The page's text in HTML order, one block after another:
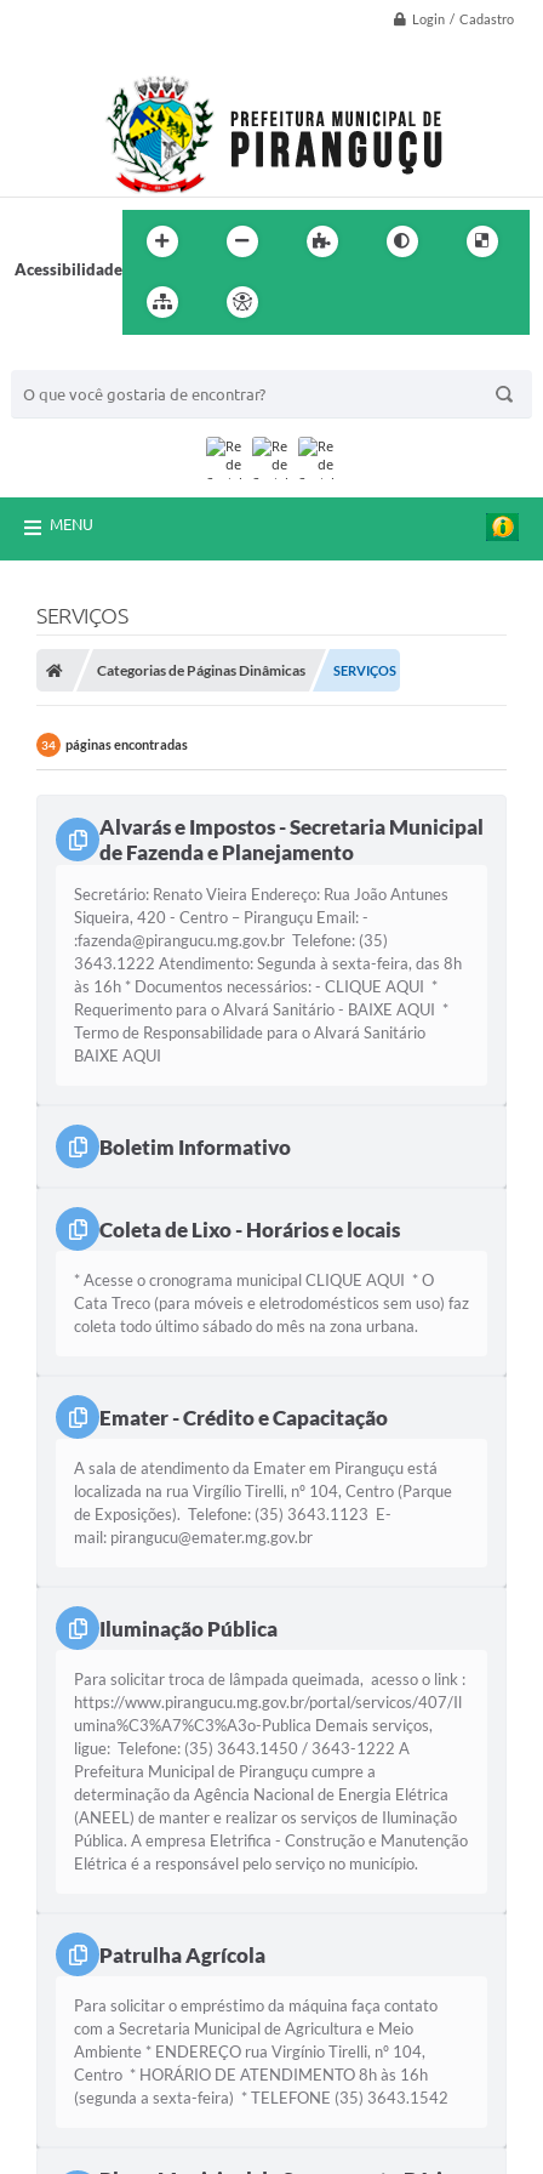
Login / Cadastro
Acessibilidade
MENU
SERVIÇOS
Categorias de Páginas Dinâmicas SERVIÇOS
34 páginas encontradas
Alvarás e Impostos - Secretaria Municipal
de Fazenda e Planejamento
Secretário: Renato Vieira Endereço: Rua João Antunes
Siqueira, 420 - Centro – Piranguçu Email: -
:fazenda@pirangucu.mg.gov.br Telefone: (35)
3643.1222 Atendimento: Segunda à sexta-feira, das 8h
às 16h * Documentos necessários: - CLIQUE AQUI *
Requerimento para o Alvará Sanitário - BAIXE AQUI *
Termo de Responsabilidade para o Alvará Sanitário
BAIXE AQUI
Boletim Informativo
Coleta de Lixo - Horários e locais
* Acesse o cronograma municipal CLIQUE AQUI * O
Cata Treco (para móveis e eletrodomésticos sem uso) faz
coleta todo último sábado do mês na zona urbana.
Emater - Crédito e Capacitação
A sala de atendimento da Emater em Piranguçu está
localizada na rua Virgílio Tirelli, nº 104, Centro (Parque
de Exposições). Telefone: (35) 3643.1123 E-
mail: pirangucu@emater.mg.gov.br
Iluminação Pública
Para solicitar troca de lâmpada queimada, acesso o link :
https://www.pirangucu.mg.gov.br/portal/servicos/407/Il
umina%C3%A7%C3%A3o-Publica Demais serviços,
ligue: Telefone: (35) 3643.1450 / 3643-1222 A
Prefeitura Municipal de Piranguçu cumpre a
determinação da Agência Nacional de Energia Elétrica
(ANEEL) de manter e realizar os serviços de Iluminação
Pública. A empresa Eletrifica - Construção e Manutenção
Elétrica é a responsável pelo serviço no município.
Patrulha Agrícola
Para solicitar o empréstimo da máquina faça contato
com a Secretaria Municipal de Agricultura e Meio
Ambiente * ENDEREÇO rua Virgínio Tirelli, nº 104,
Centro * HORÁRIO DE ATENDIMENTO 8h às 16h
(segunda a sexta-feira) * TELEFONE (35) 3643.1542